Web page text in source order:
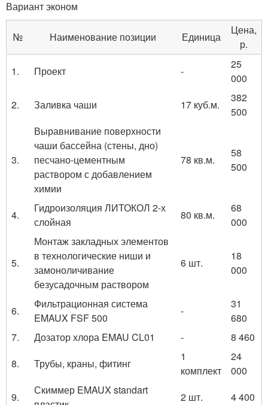
Вариант эконом
№ Наименование позиции Единица
Цена,
р.
1.
Проект -
25
000
2.
Заливка чаши 17 куб.м.
382
500
3.
Выравнивание поверхности
чаши бассейна (стены, дно)
песчано-цементным
раствором с добавлением
химии
78 кв.м.
58
500
4.
Гидроизоляция ЛИТОКОЛ 2-х
слойная
80 кв.м.
68
000
5.
Монтаж закладных элементов
в технологические ниши и
замоноличивание
безусадочным раствором
6 шт.
18
000
6.
Фильтрационная система
EMAUX FSF 500
-
31
680
7.
Дозатор хлора EMAU CL01 -
8 460
8.
Трубы, краны, фитинг
1
комплект
24
000
9.
Скиммер EMAUX standart
2 шт. 4 400